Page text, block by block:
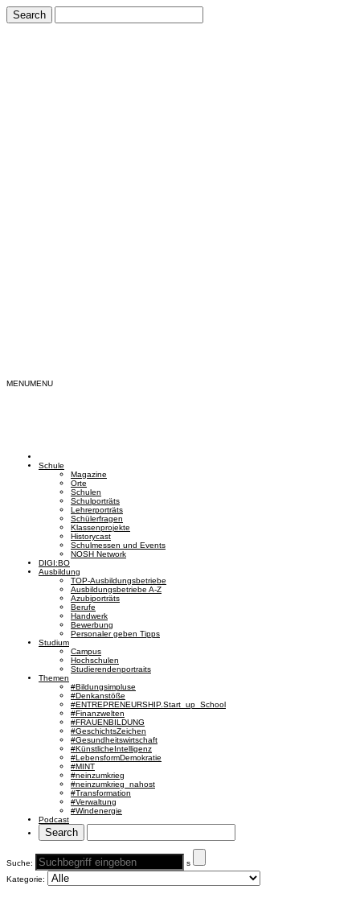
MENUMENU
Schule
Magazine
Orte
Schulen
Schulporträts
Lehrerporträts
Schülerfragen
Klassenprojekte
Historycast
Schulmessen und Events
NOSH Network
DIGI:BO
Ausbildung
TOP-Ausbildungsbetriebe
Ausbildungsbetriebe A-Z
Azubiporträts
Berufe
Handwerk
Bewerbung
Personaler geben Tipps
Studium
Campus
Hochschulen
Studierendenportraits
Themen
#Bildungsimpluse
#Denkanstöße
#ENTREPRENEURSHIP.Start_up_School
#Finanzwelten
#FRAUENBILDUNG
#GeschichtsZeichen
#Gesundheitswirtschaft
#KünstlicheIntelligenz
#LebensformDemokratie
#MINT
#neinzumkrieg
#neinzumkrieg_nahost
#Transformation
#Verwaltung
#Windenergie
Podcast
Suche:
s
Kategorie: